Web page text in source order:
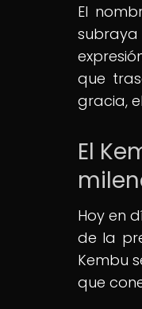
El
que
gracia,
El
Hoy en
de la
Kembu
que